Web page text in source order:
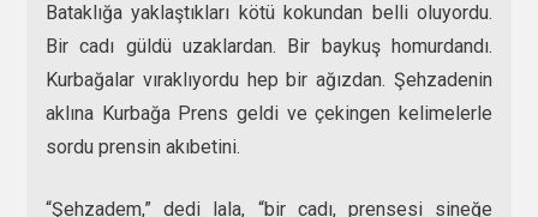
Bataklığa yaklaştıkları kötü kokundan belli oluyordu.
Bir cadı güldü uzaklardan. Bir baykuş homurdandı.
Kurbağalar vıraklıyordu hep bir ağızdan. Şehzadenin
aklına Kurbağa Prens geldi ve çekingen kelimelerle
sordu prensin akıbetini.
“Şehzadem,” dedi lala, “bir cadı, prensesi sineğe